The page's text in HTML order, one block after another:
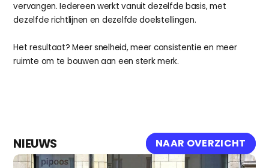
vervangen. Iedereen werkt vanuit dezelfde basis, met
dezelfde richtlijnen en dezelfde doelstellingen.
Het resultaat? Meer snelheid, meer consistentie en meer
ruimte om te bouwen aan een sterk merk.
NIEUWS NAAR OVERZICHT